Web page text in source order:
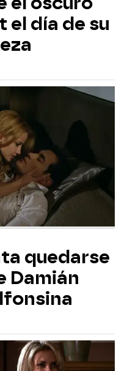
el día de su
quedarse
Damián